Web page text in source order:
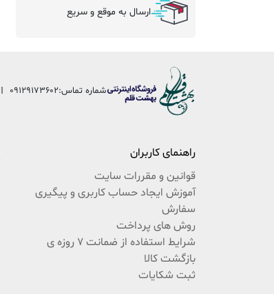
ارسال به موقع و سریع
شماره تماس:09129173602
راهنمای کاربران
قوانین و مقررات سایت
آموزش ایجاد حساب کاربری و پیگیری
سفارش
روش های پرداخت
شرایط استفاده از ضمانت 7 روزه ی
بازگشت کالا
ثبت شکایات